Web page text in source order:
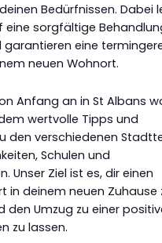
Bedürfnissen. Dabei
eine sorgfältige
garantieren eine
neuen Wohnort.
Anfang an in St Albans
wertvolle Tipps und
den verschiedenen
Schulen und
Unser Ziel ist es, dir einen
in deinem neuen Zuhause
den Umzug zu einer
zu lassen.